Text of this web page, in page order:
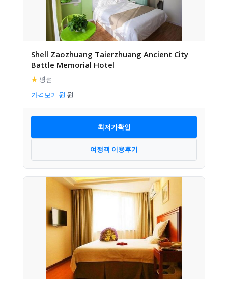
Shell Zaozhuang Taierzhuang Ancient City
Battle Memorial Hotel
★ 평점 –
가격보기
최저가확인
여행객 이용후기